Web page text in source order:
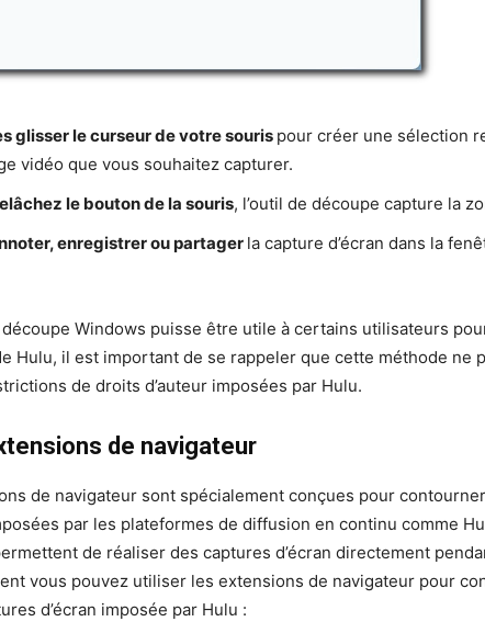
glisser le curseur de votre souris pour créer une sélection
vidéo que vous souhaitez capturer.
le bouton de la souris, l’outil de découpe capture la
enregistrer ou partager la capture d’écran dans la
découpe Windows puisse être utile à certains utilisateurs
Hulu, il est important de se rappeler que cette méthode ne
de droits d’auteur imposées par Hulu.
de navigateur
de navigateur sont spécialement conçues pour
par les plateformes de diffusion en continu comme
de réaliser des captures d’écran directement
vous pouvez utiliser les extensions de navigateur pour
d’écran imposée par Hulu :